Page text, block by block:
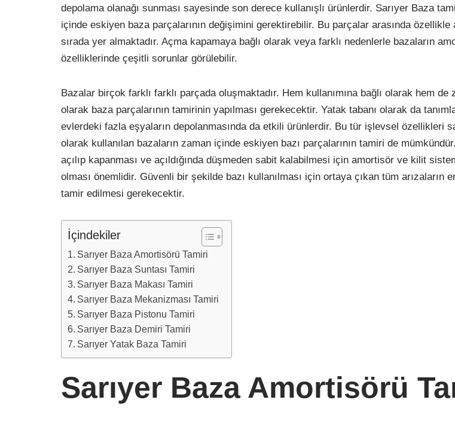
depolama olanağı sunması sayesinde son derece kullanışlı ürünlerdir. Sarıyer Baza
içinde eskiyen baza parçalarının değişimini gerektirebilir. Bu parçalar arasında
sırada yer almaktadır. Açma kapamaya bağlı olarak veya farklı nedenlerle bazaların
özelliklerinde çeşitli sorunlar görülebilir.
Bazalar birçok farklı farklı parçada oluşmaktadır. Hem kullanımına bağlı olarak hem de
olarak baza parçalarının tamirinin yapılması gerekecektir. Yatak tabanı olarak da
evlerdeki fazla eşyaların depolanmasında da etkili ürünlerdir. Bu tür işlevsel özellikleri
olarak kullanılan bazaların zaman içinde eskiyen bazı parçalarının tamiri de
açılıp kapanması ve açıldığında düşmeden sabit kalabilmesi için amortisör ve kilit
olması önemlidir. Güvenli bir şekilde bazı kullanılması için ortaya çıkan tüm arızaların
tamir edilmesi gerekecektir.
İçindekiler
Sarıyer Baza Amortisörü Tamiri
Sarıyer Baza Suntası Tamiri
Sarıyer Baza Makası Tamiri
Sarıyer Baza Mekanizması Tamiri
Sarıyer Baza Pistonu Tamiri
Sarıyer Baza Demiri Tamiri
Sarıyer Yatak Baza Tamiri
Sarıyer Baza Amortisörü